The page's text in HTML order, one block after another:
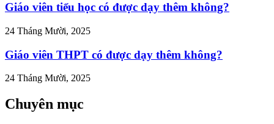
Giáo viên tiểu học có được dạy thêm không?
24 Tháng Mười, 2025
Giáo viên THPT có được dạy thêm không?
24 Tháng Mười, 2025
Chuyên mục